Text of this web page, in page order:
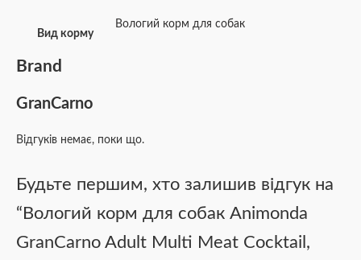
Вид корму
Вологий корм для собак
Brand
GranCarno
Відгуків немає, поки що.
Будьте першим, хто залишив відгук на
“Вологий корм для собак Animonda
GranCarno Adult Multi Meat Cocktail,